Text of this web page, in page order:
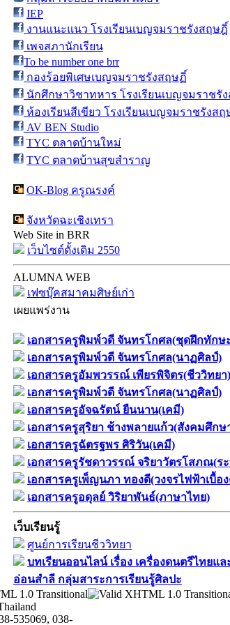
IEP
งานแนะแนว โรงเรียนเบญจมราชรังสฤษฎิ์
เพจสภานักเรียน
To be number one brr
กองร้อยพิเศษเบญจมราชรังสฤษฏิ์
นักศึกษาวิชาทหาร โรงเรียนเบญจมราชรั
ห้องเรียนสีเขียว โรงเรียนเบญจมราชรังสฤ
AV BEN Studio
TYC ตลาดบ้านใหม่
TYC ตลาดบ้านสุขสำราญ
OK-Blog ครูณรงค์
จังหวัดฉะเชิงเทรา
Web Site in BRR
เว็บไซต์ดั้งเดิม 2550
ALUMNA WEB
เฟซบุ๊คสมาคมศิษย์เก่า
เผยแพร่งาน
เอกสารครูพิมพ์วดี จันทรโกศล(ชุดฝึกทักษ
เอกสารครูพิมพ์วดี จันทรโกศล(นาฏศิลป์)
เอกสารครูอัมพวรรณ์ เพียรพิจิตร(ชีววิทยา)
เอกสารครูพิมพ์วดี จันทรโกศล(นาฏศิลป์)
เอกสารครูอัจฉรัตน์ ยืนนาน(เคมี)
เอกสารครูสุริยา ช้างพลายแก้ว(สังคมศึกษ
เอกสารครูฉัตรฐพร ศิริวัน(เคมี)
เอกสารครูรัชดาวรรณ์ จริยาวัตรโสภณ(ร
เอกสารครูเพ็ญนภา ทองดี(วงจรไฟฟ้าเบื้อ
เอกสารครูอดุลย์ วิริยาพันธ์(ภาษาไทย)
เว็บเรียนรู้
ศูนย์การเรียนชีววิทยา
บทเรียนออนไลน์​ เรื่อง​ เครื่องดนตรีไทย
อ่อนสำลี​ กลุ่มสาระการเรียนรู้ศิลปะ
535069, 038-